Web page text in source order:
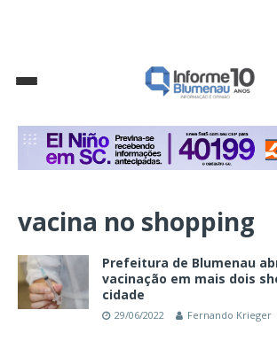
vacina no shopping
Prefeitura de Blumenau
vacinação em mais dois
cidade
29/06/2022 Fernando Krieger